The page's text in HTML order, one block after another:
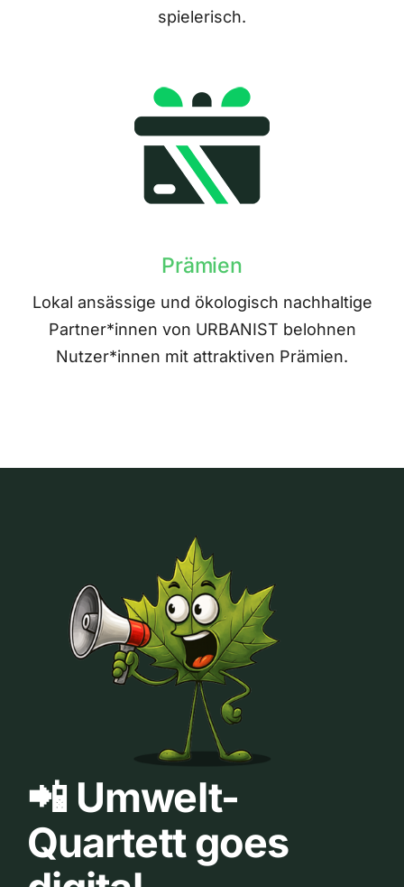
spielerisch.
Prämien
Lokal ansässige und ökologisch nachhaltige
Partner*innen von URBANIST belohnen
Nutzer*innen mit attraktiven Prämien.
📲 Umwelt-
Quartett goes